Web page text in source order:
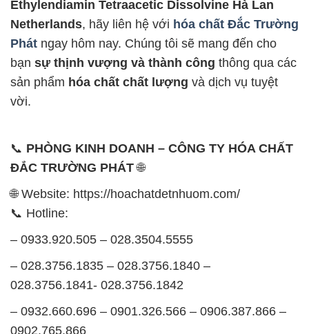
Ethylendiamin Tetraacetic Dissolvine Hà Lan
Netherlands, hãy liên hệ với hóa chất Đắc Trường
Phát ngay hôm nay. Chúng tôi sẽ mang đến cho
bạn sự thịnh vượng và thành công thông qua các
sản phẩm hóa chất chất lượng và dịch vụ tuyệt
vời.
📞 PHÒNG KINH DOANH – CÔNG TY HÓA CHẤT
ĐẮC TRƯỜNG PHÁT🌐
🌐 Website: https://hoachatdetnhuom.com/
📞 Hotline:
– 0933.920.505 – 028.3504.5555
– 028.3756.1835 – 028.3756.1840 –
028.3756.1841- 028.3756.1842
– 0932.660.696 – 0901.326.566 – 0906.387.866 –
0902.765.866